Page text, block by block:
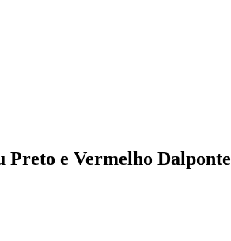
Preto e Vermelho Dalponte